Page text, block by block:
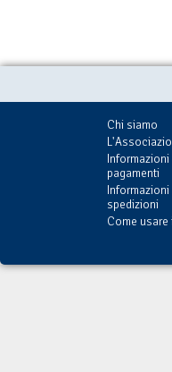
Chi siamo
pagamenti
spedizioni
Come